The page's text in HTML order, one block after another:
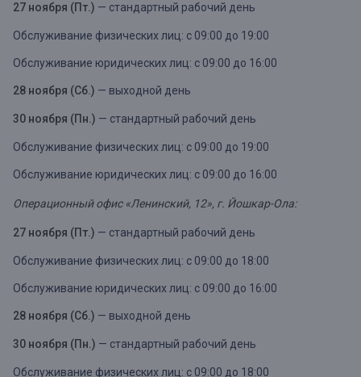
27 ноября (Пт.) — стандартный рабочий день
Обслуживание физических лиц: с 09:00 до 19:00
Обслуживание юридических лиц: с 09:00 до 16:00
28 ноября (Сб.) — выходной день
30 ноября (Пн.) — стандартный рабочий день
Обслуживание физических лиц: с 09:00 до 19:00
Обслуживание юридических лиц: с 09:00 до 16:00
Операционный офис «Ленинский, 12», г. Йошкар-Ола:
27 ноября (Пт.) — стандартный рабочий день
Обслуживание физических лиц: с 09:00 до 18:00
Обслуживание юридических лиц: с 09:00 до 16:00
28 ноября (Сб.) — выходной день
30 ноября (Пн.) — стандартный рабочий день
Обслуживание физических лиц: с 09:00 до 18:00